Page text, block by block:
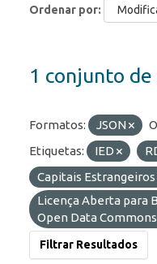
Ordenar por
1 conjunto
Formatos: JSON
Etiquetas:
IED
Capitais Estrangeiros
Licença Aberta para
Open Data Commons
Filtrar Resultados